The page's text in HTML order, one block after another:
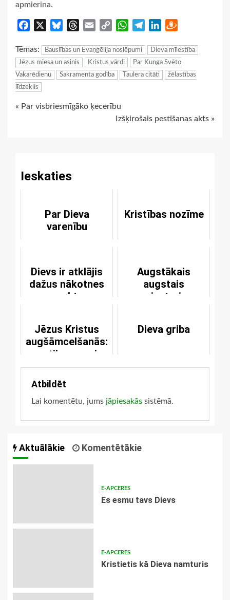
apmierina.
Facebook BlueskyThreads
Email
Copy
WhatsApp
TelegramLinkedIn
Tēmas: Bauslības un Evaņģēlija noslēpumi
Dieva mīlestība
Jēzus miesa un asinis
Kristus vārdi
Par Kunga Svēto
Vakarēdienu
Sakramenta godība Taulera citāti
žēlastības
līdzeklis
Continue
« Par visbriesmīgāko ķecerību
Izšķirošais pestīšanas akts »
Ieskaties
Par Dieva
varenību
Kristības nozīme
Dievs ir atklājis
dažus nākotnes
aspektus
Augstākais
augstais
priesteris
Jēzus Kristus
augšāmcelšanās:
notikums vai
interpretējuma
elements
Dieva griba
Atbildēt
Lai komentētu, jums jāpiesakās sistēmā.
Aktuālākie Komentētākie
E-APCERES
Es esmu tavs Dievs
E-APCERES
Kristietis kā Dieva namturis